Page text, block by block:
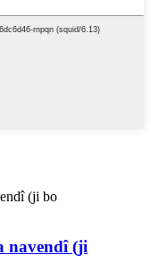
navendî (ji